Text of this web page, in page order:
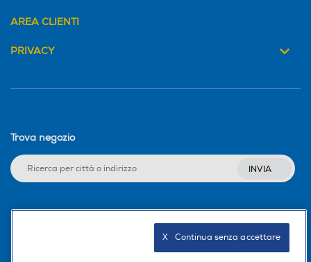
AREA CLIENTI
PRIVACY
Trova negozio
INVIA
X   Continua senza accettare